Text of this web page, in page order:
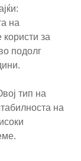
на
за
подолг
тип на
на